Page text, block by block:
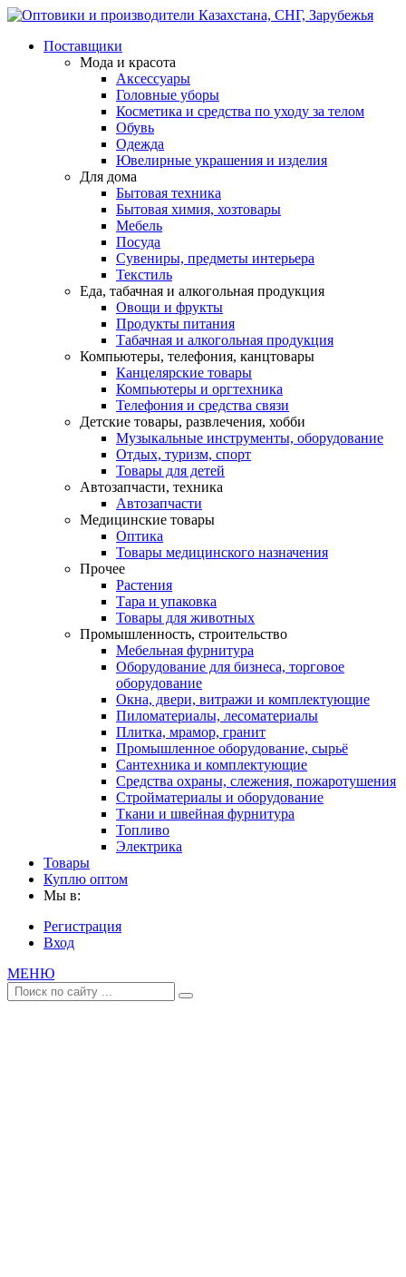
Поставщики
Мода и красота
Аксессуары
Головные уборы
Косметика и средства по уходу за телом
Обувь
Одежда
Ювелирные украшения и изделия
Для дома
Бытовая техника
Бытовая химия, хозтовары
Мебель
Посуда
Сувениры, предметы интерьера
Текстиль
Еда, табачная и алкогольная продукция
Овощи и фрукты
Продукты питания
Табачная и алкогольная продукция
Компьютеры, телефония, канцтовары
Канцелярские товары
Компьютеры и оргтехника
Телефония и средства связи
Детские товары, развлечения, хобби
Музыкальные инструменты, оборудование
Отдых, туризм, спорт
Товары для детей
Автозапчасти, техника
Автозапчасти
Медицинские товары
Оптика
Товары медицинского назначения
Прочее
Растения
Тара и упаковка
Товары для животных
Промышленность, строительство
Мебельная фурнитура
Оборудование для бизнеса, торговое
оборудование
Окна, двери, витражи и комплектующие
Пиломатериалы, лесоматериалы
Плитка, мрамор, гранит
Промышленное оборудование, сырьё
Сантехника и комплектующие
Средства охраны, слежения, пожаротушения
Стройматериалы и оборудование
Ткани и швейная фурнитура
Топливо
Электрика
Товары
Куплю оптом
Мы в:
Регистрация
Вход
МЕНЮ